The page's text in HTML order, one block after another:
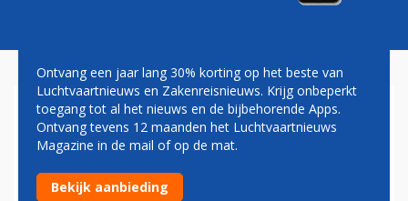
CHINA SOUTHERN:
SKYTEAM-VOORDELEN NOG
IN HEEL 2019
Ontvang een jaar lang 30% korting op het beste van
Luchtvaartnieuws en Zakenreisnieuws. Krijg onbeperkt
toegang tot al het nieuws en de bijbehorende Apps.
Ontvang tevens 12 maanden het Luchtvaartnieuws
Magazine in de mail of op de mat.
Bekijk aanbieding